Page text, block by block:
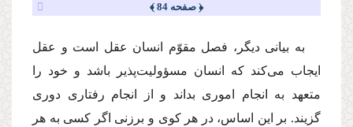
﴿ صفحه 84 ﴾
به بیانى دیگر، فصل مقوّم انسان عقل است و عقل
ایجاب مى‌كند كه انسان مسؤولیت‌پذیر باشد و خود را
متعهد به انجام امورى بداند و از انجام رفتارى دورى
گزیند. بر این اساس، در هر كوى و برزنى اگر كسى به هر